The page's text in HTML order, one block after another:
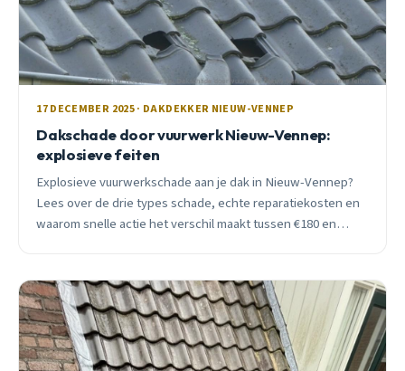
17 DECEMBER 2025 · DAKDEKKER NIEUW-VENNEP
Dakschade door vuurwerk Nieuw-Vennep:
explosieve feiten
Explosieve vuurwerkschade aan je dak in Nieuw-Vennep?
Lees over de drie types schade, echte reparatiekosten en
waarom snelle actie het verschil maakt tussen €180 en